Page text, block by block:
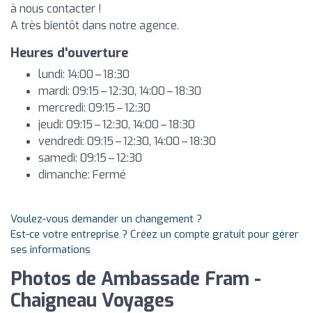
à nous contacter !
A très bientôt dans notre agence.
Heures d'ouverture
lundi: 14:00 – 18:30
mardi: 09:15 – 12:30, 14:00 – 18:30
mercredi: 09:15 – 12:30
jeudi: 09:15 – 12:30, 14:00 – 18:30
vendredi: 09:15 – 12:30, 14:00 – 18:30
samedi: 09:15 – 12:30
dimanche: Fermé
Voulez-vous demander un changement ?
Est-ce votre entreprise ? Créez un compte gratuit pour gérer
ses informations
Photos de Ambassade Fram -
Chaigneau Voyages